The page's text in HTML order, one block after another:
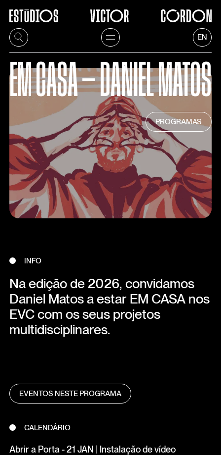
EN
EMCASA—DANIELMATOS
PROGRAMAS
INFO
Na edição de 2026, convidamos
Daniel Matos a estar EM CASA nos
EVC com os seus projetos
multidisciplinares.
EVENTOS NESTE PROGRAMA
CALENDÁRIO
Abrir a Porta - 21 JAN | Instalação de vídeo